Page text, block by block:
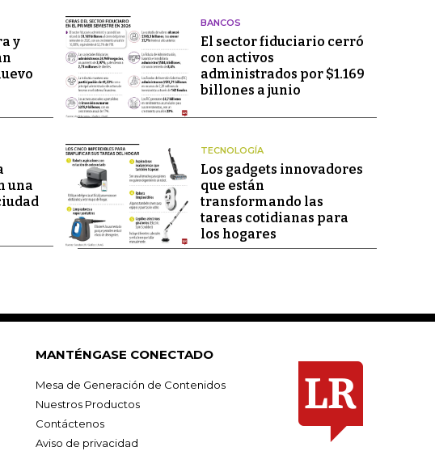
y
BANCOS
El sector fiduciario cerró
con activos
administrados por $1.169
billones a junio
una
TECNOLOGÍA
Los gadgets innovadores
que están
transformando las
tareas cotidianas para
los hogares
MANTÉNGASE CONECTADO
Mesa de Generación de Contenidos
Nuestros Productos
Contáctenos
Aviso de privacidad